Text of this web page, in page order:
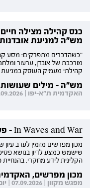
כנס קהילה מצילה
מש"ה למניעת אובדנות
"כשהדברים מתפרקים: מסע
מורכבת של אובדן, ערעור
קהילתי מעמיק העוסק במניעת
מש"ה - מילים
האקדמית ת"א-יפו | 06.09.2026 | יום ראשון | 09:00-16:00
In Waves and War - פסיכדליה כערוץ ריפוי לטראומה
שישמש כמצע לדיון בנושא
הקלינית לידע מחקרי. בהנחיית
מכון מפרשים,
מפגש מקוון | 07.09.2026 | יום שני | 20:00-21:30